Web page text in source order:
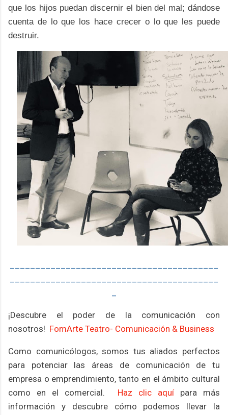
que los hijos puedan discernir el bien del mal; dándose
cuenta de lo que los hace crecer o lo que les puede
destruir.
¡Descubre el poder de la comunicación con
nosotros! FomArte Teatro- Comunicación & Business
Como comunicólogos, somos tus aliados perfectos
para potenciar las áreas de comunicación de tu
empresa o emprendimiento, tanto en el ámbito cultural
como en el comercial. Haz clic aquípara más
información y descubre cómo podemos llevar la